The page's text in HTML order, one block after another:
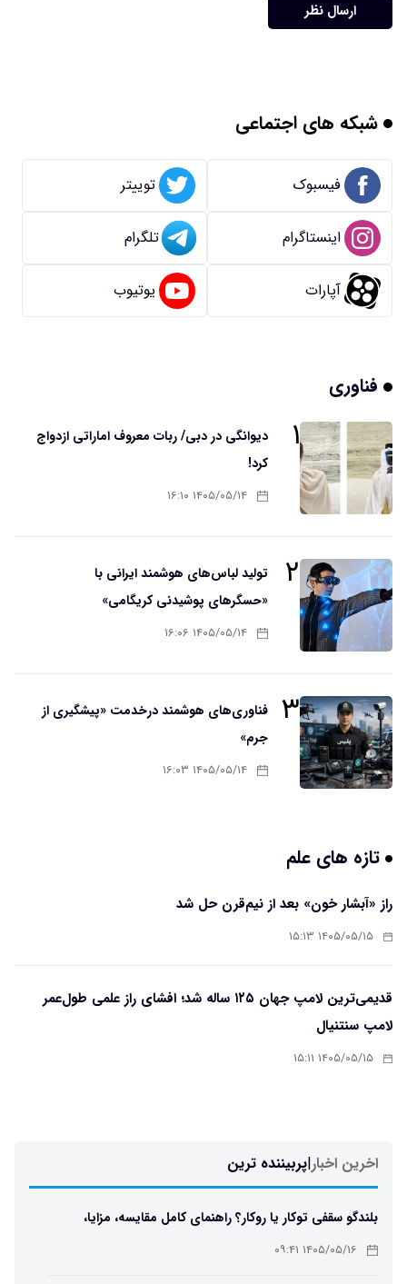
ارسال نظر
شبکه های اجتماعی
فیسبوک توییتر
اینستاگرام تلگرام
آپارات یوتیوب
فناوری
۱
دیوانگی در دبی/ ربات معروف اماراتی ازدواج
کرد!
۱۴۰۵/۰۵/۱۴ ۱۶:۱۰
۲
تولید لباس‌های هوشمند ایرانی با
«حسگرهای پوشیدنی کریگامی»
۱۴۰۵/۰۵/۱۴ ۱۶:۰۶
۳
فناوری‌های هوشمند درخدمت «پیشگیری از
جرم»
۱۴۰۵/۰۵/۱۴ ۱۶:۰۳
تازه های علم
راز «آبشار خون» بعد از نیم‌قرن حل شد
۱۴۰۵/۰۵/۱۵ ۱۵:۱۳
قدیمی‌ترین لامپ جهان ۱۲۵ ساله شد؛ افشای راز علمی طول‌عمر
لامپ سنتنیال
۱۴۰۵/۰۵/۱۵ ۱۵:۱۱
اخرین اخبار|پربیننده ترین
بلندگو سقفی توکار یا روکار؟ راهنمای کامل مقایسه، مزایا،
معایب و انتخاب بهترین مدل
۱۴۰۵/۰۵/۱۶ ۰۹:۴۱